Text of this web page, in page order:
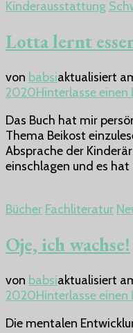
Kinderausstattung
Lotta lernt
von babsiaktualisiert
2020Hinterlasse
Das Buch hat mir
Thema Beikost
Absprache der
einschlagen und es
Bücher Fachliteratur
Oje, ich wachse!
von babsiaktualisiert
2020Hinterlasse
Die mentalen